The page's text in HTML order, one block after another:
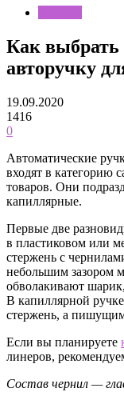
Как
авторучку
19.09.2020
1416
0
Автоматические
входят в категорию
товаров. Они
капиллярные.
Первые две
в пластиковом или
стержень с
небольшим зазором
обволакивают
В капиллярной
стержень, а
Если вы планируете
линеров,
Состав чернил —